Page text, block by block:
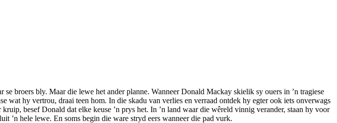
broers bly. Maar die lewe het ander planne. Wanneer Donald Mackay skielik sy ouers in ’n tragiese
hy vertrou, draai teen hom. In die skadu van verlies en verraad ontdek hy egter ook iets onverwags
besef Donald dat elke keuse ’n prys het. In ’n land waar die wêreld vinnig verander, staan hy voor
’n hele lewe. En soms begin die ware stryd eers wanneer die pad vurk.